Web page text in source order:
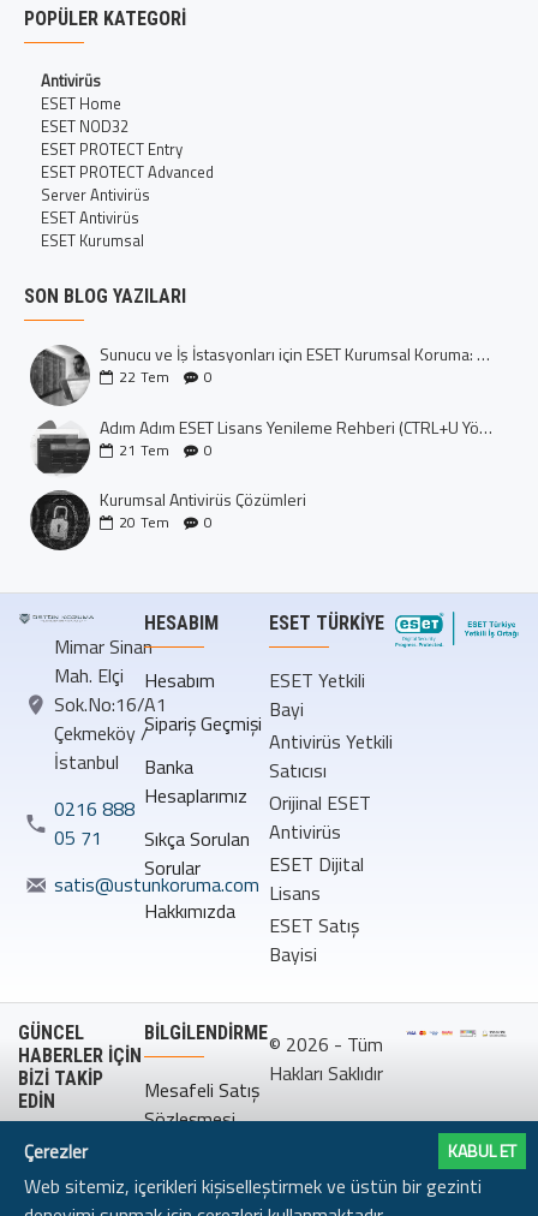
POPÜLER KATEGORI
Antivirüs
ESET Home
ESET NOD32
ESET PROTECT Entry
ESET PROTECT Advanced
Server Antivirüs
ESET Antivirüs
ESET Kurumsal
SON BLOG YAZILARI
Sunucu ve İş İstasyonları için ESET Kurumsal Koruma: Dijital Kalenizi İnşa Edin
22 Tem 0
Adım Adım ESET Lisans Yenileme Rehberi (CTRL+U Yöntemi)
21 Tem 0
Kurumsal Antivirüs Çözümleri
20 Tem 0
Mimar Sinan
Mah. Elçi
Sok.No:16/A1
Çekmeköy /
İstanbul
0216 888
05 71
satis@ustunkoruma.com
HESABIM
Hesabım
Sipariş Geçmişi
Banka
Hesaplarımız
Sıkça Sorulan
Sorular
Hakkımızda
ESET TÜRKIYE
ESET Yetkili
Bayi
Antivirüs Yetkili
Satıcısı
Orijinal ESET
Antivirüs
ESET Dijital
Lisans
ESET Satış
Bayisi
GÜNCEL
HABERLER İÇİN
BİZİ TAKİP
EDİN
BILGILENDIRME
Mesafeli Satış
Sözleşmesi
Politikası
© 2026 - Tüm
Hakları Saklıdır
KABUL ET
Çerezler
Web sitemiz, içerikleri kişiselleştirmek ve üstün bir gezinti